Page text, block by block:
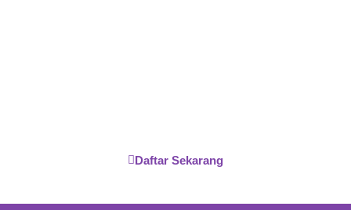
Daftar Sekarang